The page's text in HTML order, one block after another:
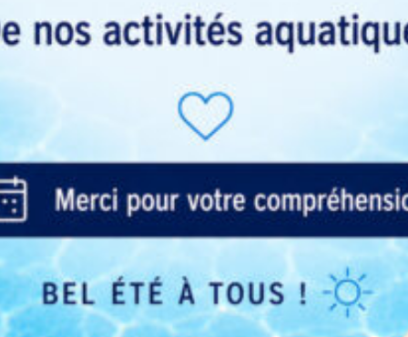
(6, 12 ou 24 séances).
La validité des cartes expireà la veille
de la date d’anniversaire de l’achat
Inscription et annulation obligatoires via
le site internet ou l’application mobile.
Toute réservation non annulée au moins
Les cartes de 12 et 24 séances se
(pas de paiement en une seule fois).
physieau@gmail.com